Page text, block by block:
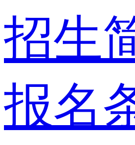
招生
报名